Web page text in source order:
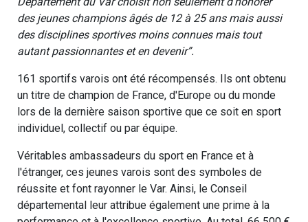
des jeunes champions âgés de 12 à 25 ans mais aussi
des disciplines sportives moins connues mais tout
autant passionnantes et en devenir”.
161 sportifs varois ont été récompensés. Ils ont obtenu
un titre de champion de France, d'Europe ou du monde
lors de la dernière saison sportive que ce soit en sport
individuel, collectif ou par équipe.
Véritables ambassadeurs du sport en France et à
l'étranger, ces jeunes varois sont des symboles de
réussite et font rayonner le Var. Ainsi, le Conseil
départemental leur attribue également une prime à la